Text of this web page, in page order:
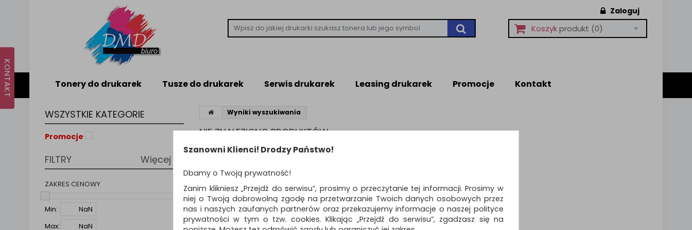
Zaloguj
Koszykprodukt (0)
Tonery do drukarek Tusze do drukarek Serwis drukarek Leasing drukarek Promocje Kontakt
WSZYSTKIE KATEGORIE
Promocje
FILTRY Więcej
ZAKRES CENOWY
Min:
Max:
Wyniki wyszukiwania
NIE ZNALEZIONO PRODUKTÓW
Nie odnaleziono produktów wg przyjętych kryteriów
Zmień kryteria wyszukiwania zaznaczając inne filtry i wyszukaj ponownie
Sprawdź, czy wszystkie słowa zostały poprawnie napisane.
Spróbuj użyć innych słów kluczowych.
Szanowni Klienci! Drodzy Państwo!
Dbamy o Twoją prywatność!
Zanim klikniesz „Przejdź do serwisu”, prosimy o przeczytanie tej informacji. Prosimy w
niej o Twoją dobrowolną zgodę na przetwarzanie Twoich danych osobowych przez
nas i naszych zaufanych partnerów oraz przekazujemy informacje o naszej polityce
prywatności w tym o tzw. cookies. Klikając „Przejdź do serwisu”, zgadzasz się na